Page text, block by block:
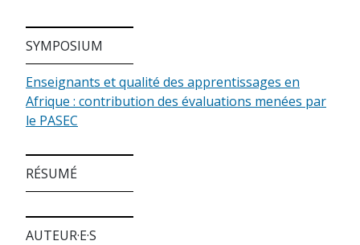
SYMPOSIUM
Enseignants et qualité des apprentissages en
Afrique : contribution des évaluations menées par
le PASEC
RÉSUMÉ
AUTEUR·E·S